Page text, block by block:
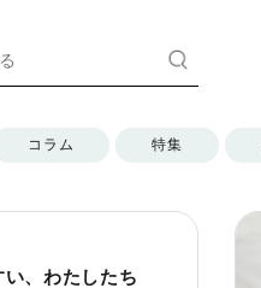
コラム 特集
、わたしたち